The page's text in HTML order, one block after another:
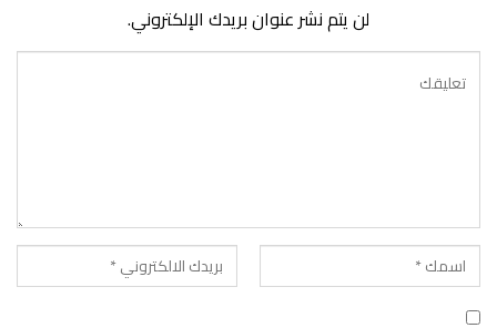
لن يتم نشر عنوان بريدك الإلكتروني.